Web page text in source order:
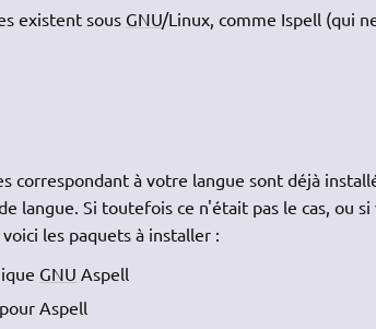
existent sous GNU/Linux, comme Ispell (qui
correspondant à votre langue sont déjà
langue. Si toutefois ce n'était pas le cas, ou
les paquets à installer :
GNU Aspell
Aspell